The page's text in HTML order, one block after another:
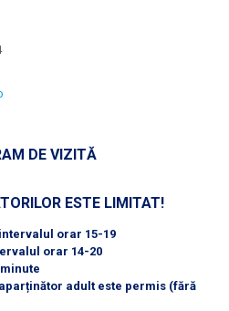
DE VIZITĂ
ESTE LIMITAT!
orar 15-19
orar 14-20
adult este permis (fără